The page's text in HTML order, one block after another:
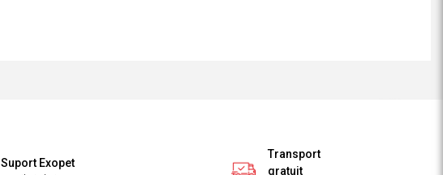
Suport Exopet
Transport
gratuit